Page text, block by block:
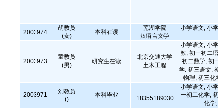
2003974
胡教员
(女)
本科在读
芜湖学院
汉语言文学
小学语文, 小
2003973
童教员
(男)
研究生在读
北京交通大学
土木工程
小学语文, 小
数, 初一初二
初二数学, 初
学, 初三语文,
物理, 初三化
2003971
刘教员
()
本科毕业 18355189030
小学语文, 小
一初二化学,
化学